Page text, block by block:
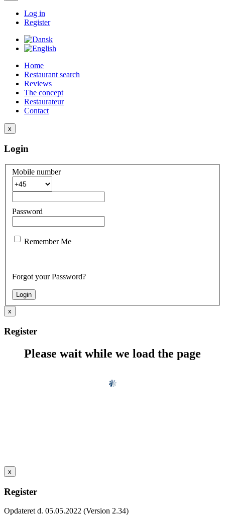
Log in
Register
Home
Restaurant search
Reviews
The concept
Restaurateur
Contact
x
Login
Mobile number
Password
Remember Me
Forgot your Password?
x
Register
Please wait while we load the page
x
Register
Opdateret d. 05.05.2022 (Version 2.34)